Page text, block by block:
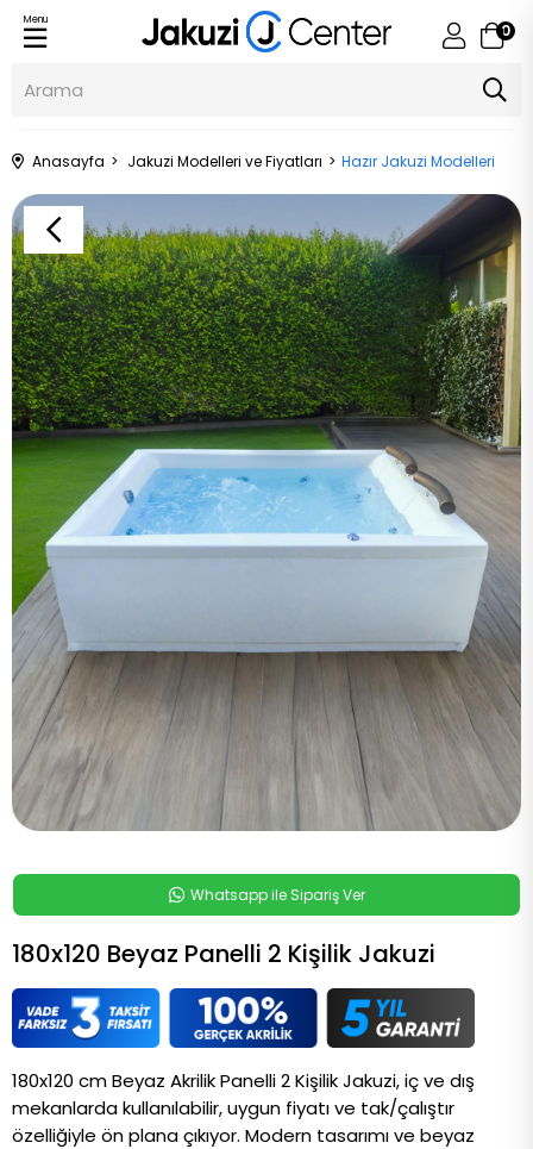
0
Menu
Anasayfa Jakuzi Modelleri ve Fiyatları Hazır Jakuzi Modelleri
Whatsapp ile Sipariş Ver
180x120 Beyaz Panelli 2 Kişilik Jakuzi
180x120 cm Beyaz Akrilik Panelli 2 Kişilik Jakuzi, iç ve dış
mekanlarda kullanılabilir, uygun fiyatı ve tak/çalıştır
özelliğiyle ön plana çıkıyor. Modern tasarımı ve beyaz